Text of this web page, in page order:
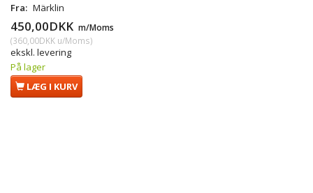
Fra: Märklin
450,00DKK m/Moms
(360,00DKK u/Moms)
ekskl. levering
På lager
LÆG I KURV